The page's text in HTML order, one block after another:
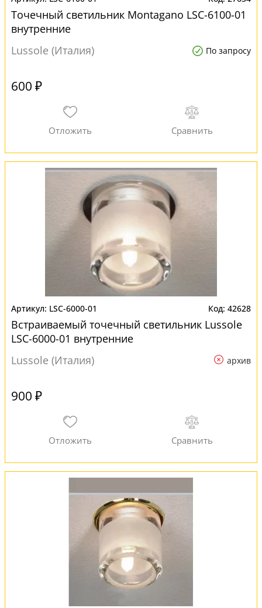
Точечный светильник Montagano LSC-6100-01
внутренние
Lussole (Италия)
По запросу
600 ₽
LSC-6000-01 42628
Встраиваемый точечный светильник Lussole
LSC-6000-01 внутренние
Lussole (Италия)
архив
900 ₽